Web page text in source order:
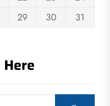
29 30
31